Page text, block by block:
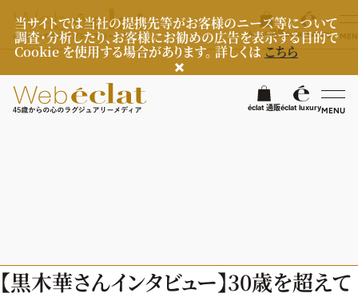
当サイトでは当社の提携先等がお客様のニーズ等について
調査・分析したり、お客様にお勧めの広告を表示する目的で
Cookie を使用する場合があります。 詳しくはこちら
éclat 通販éclat luxuryMENU検
8月の毎日コーデ
ヘアスタイル・ヘアケア
ヘルスケア
éclat 通販éclat luxury
【黒木華さんインタビュー】30歳を超えて